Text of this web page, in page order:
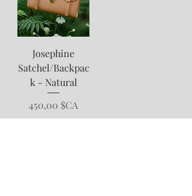
Josephine
Satchel/Backpac
k - Natural
Prix
450,00 $CA